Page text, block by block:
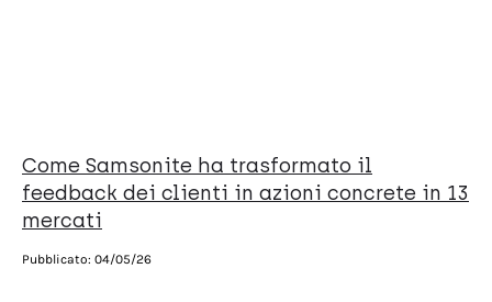
Come Samsonite ha trasformato il
feedback dei clienti in azioni concrete in 13
mercati
Pubblicato: 04/05/26